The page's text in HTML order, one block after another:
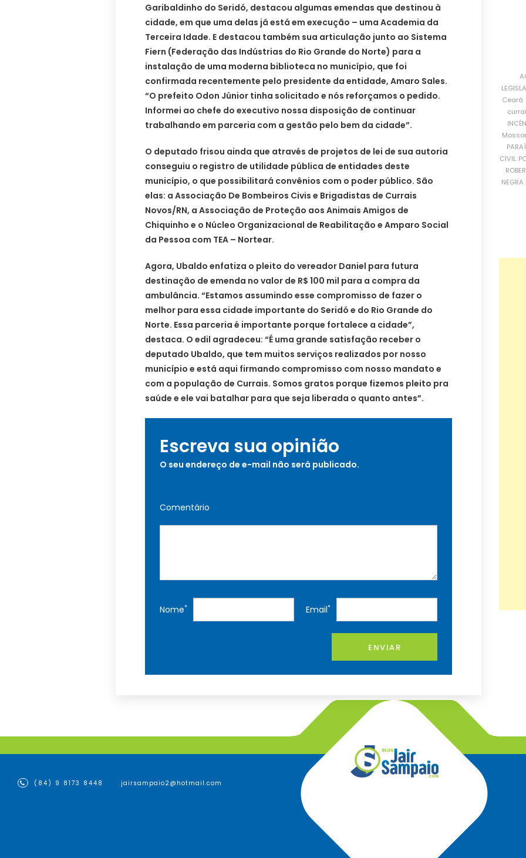
Garibaldinho do Seridó, destacou algumas emendas que destinou à
cidade, em que uma delas já está em execução – uma Academia da
Terceira Idade. E destacou também sua articulação junto ao Sistema
Fiern (Federação das Indústrias do Rio Grande do Norte) para a
instalação de uma moderna biblioteca no município, que foi
confirmada recentemente pelo presidente da entidade, Amaro Sales.
“O prefeito Odon Júnior tinha solicitado e nós reforçamos o pedido.
Informei ao chefe do executivo nossa disposição de continuar
trabalhando em parceria com a gestão pelo bem da cidade”.
O deputado frisou ainda que através de projetos de lei de sua autoria
conseguiu o registro de utilidade pública de entidades deste
município, o que possibilitará convênios com o poder público. São
elas: a Associação De Bombeiros Civis e Brigadistas de Currais
Novos/RN, a Associação de Proteção aos Animais Amigos de
Chiquinho e o Núcleo Organizacional de Reabilitação e Amparo Social
da Pessoa com TEA – Nortear.
Agora, Ubaldo enfatiza o pleito do vereador Daniel para futura
destinação de emenda no valor de R$ 100 mil para a compra da
ambulância. “Estamos assumindo esse compromisso de fazer o
melhor para essa cidade importante do Seridó e do Rio Grande do
Norte. Essa parceria é importante porque fortalece a cidade”,
destaca. O edil agradeceu: “É uma grande satisfação receber o
deputado Ubaldo, que tem muitos serviços realizados por nosso
município e está aqui firmando compromisso com nosso mandato e
com a população de Currais. Somos gratos porque fizemos pleito pra
saúde e ele vai batalhar para que seja liberada o quanto antes”.
Escreva sua opinião
O seu endereço de e-mail não será publicado.
Comentário
Nome* Email*
ENVIAR
Ceará
CIVIL
NEGRA
(84) 9 8173 8448 jairsampaio2@hotmail.com